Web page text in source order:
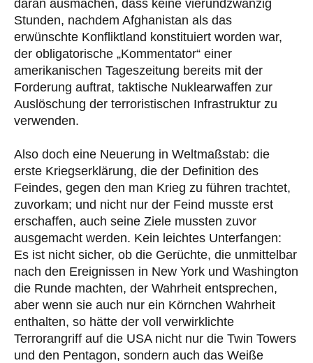
daran ausmachen, dass keine vierundzwanzig
Stunden, nachdem Afghanistan als das
erwünschte Konfliktland konstituiert worden war,
der obligatorische „Kommentator“ einer
amerikanischen Tageszeitung bereits mit der
Forderung auftrat, taktische Nuklearwaffen zur
Auslöschung der terroristischen Infrastruktur zu
verwenden.
Also doch eine Neuerung in Weltmaßstab: die
erste Kriegserklärung, die der Definition des
Feindes, gegen den man Krieg zu führen trachtet,
zuvorkam; und nicht nur der Feind musste erst
erschaffen, auch seine Ziele mussten zuvor
ausgemacht werden. Kein leichtes Unterfangen:
Es ist nicht sicher, ob die Gerüchte, die unmittelbar
nach den Ereignissen in New York und Washington
die Runde machten, der Wahrheit entsprechen,
aber wenn sie auch nur ein Körnchen Wahrheit
enthalten, so hätte der voll verwirklichte
Terrorangriff auf die USA nicht nur die Twin Towers
und den Pentagon, sondern auch das Weiße